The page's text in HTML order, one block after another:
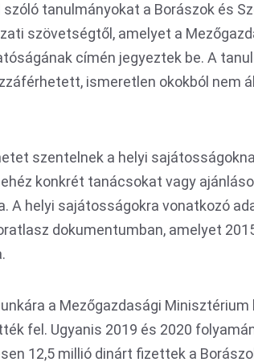
tanulmányokat a Borászok és
szövetségtől, amelyet a
címén jegyeztek be. A
ismeretlen okokból nem
szentelnek a helyi
konkrét tanácsokat vagy
A helyi sajátosságokra vonatkozó
dokumentumban, amelyet
a Mezőgazdasági Minisztérium
fel. Ugyanis 2019 és 2020
12,5 millió dinárt fizettek a